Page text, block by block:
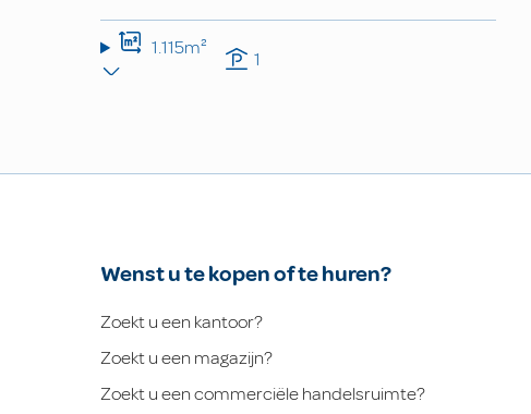
1.115m² 1
Wenst u te kopen of te huren?
Zoekt u een kantoor?
Zoekt u een magazijn?
Zoekt u een commerciële handelsruimte?